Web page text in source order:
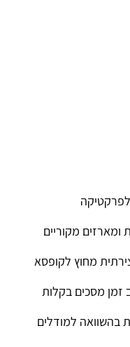
לפרקטיקה
מקוריים
זמן מסכים בקלות
בהשוואה למודלים